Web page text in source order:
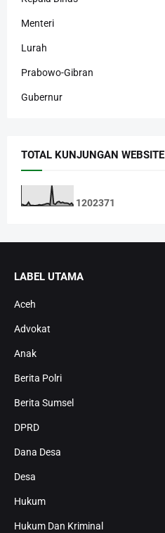
Menteri
Lurah
Prabowo-Gibran
Gubernur
TOTAL KUNJUNGAN WEBSITE
1202371
LABEL UTAMA
Aceh
Advokat
Anak
Berita Polri
Berita Sumsel
DPRD
Dana Desa
Desa
Hukum
Hukum Dan Kriminal